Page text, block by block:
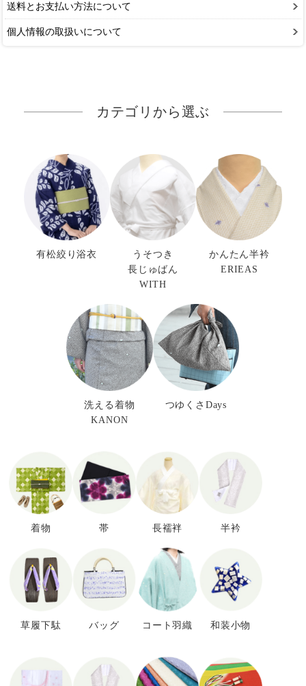
送料とお支払い方法について
個人情報の取扱いについて
カテゴリから選ぶ
有松絞り浴衣
うそつき
長じゅばん
WITH
かんたん半衿
ERIEAS
洗える着物
KANON
つゆくさDays
着物 帯 長襦袢 半衿
草履下駄 バッグ コート羽織 和装小物